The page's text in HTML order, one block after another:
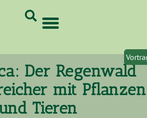
Der Regenwald
mit Pflanzen
Tieren